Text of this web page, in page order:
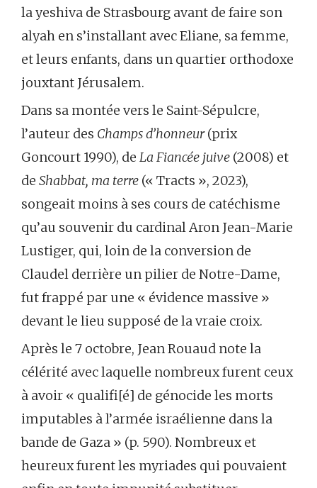
la yeshiva de Strasbourg avant de faire son
alyah en s’installant avec Eliane, sa femme,
et leurs enfants, dans un quartier orthodoxe
jouxtant Jérusalem.
Dans sa montée vers le Saint-Sépulcre,
l’auteur des Champs d’honneur(prix
Goncourt 1990), de La Fiancée juive (2008) et
de Shabbat, ma terre (« Tracts », 2023),
songeait moins à ses cours de catéchisme
qu’au souvenir du cardinal Aron Jean-Marie
Lustiger, qui, loin de la conversion de
Claudel derrière un pilier de Notre-Dame,
fut frappé par une « évidence massive »
devant le lieu supposé de la vraie croix.
Après le 7 octobre, Jean Rouaud note la
célérité avec laquelle nombreux furent ceux
à avoir « qualifi[é] de génocide les morts
imputables à l’armée israélienne dans la
bande de Gaza » (p. 590). Nombreux et
heureux furent les myriades qui pouvaient